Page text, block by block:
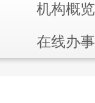
机构概览
在线办事